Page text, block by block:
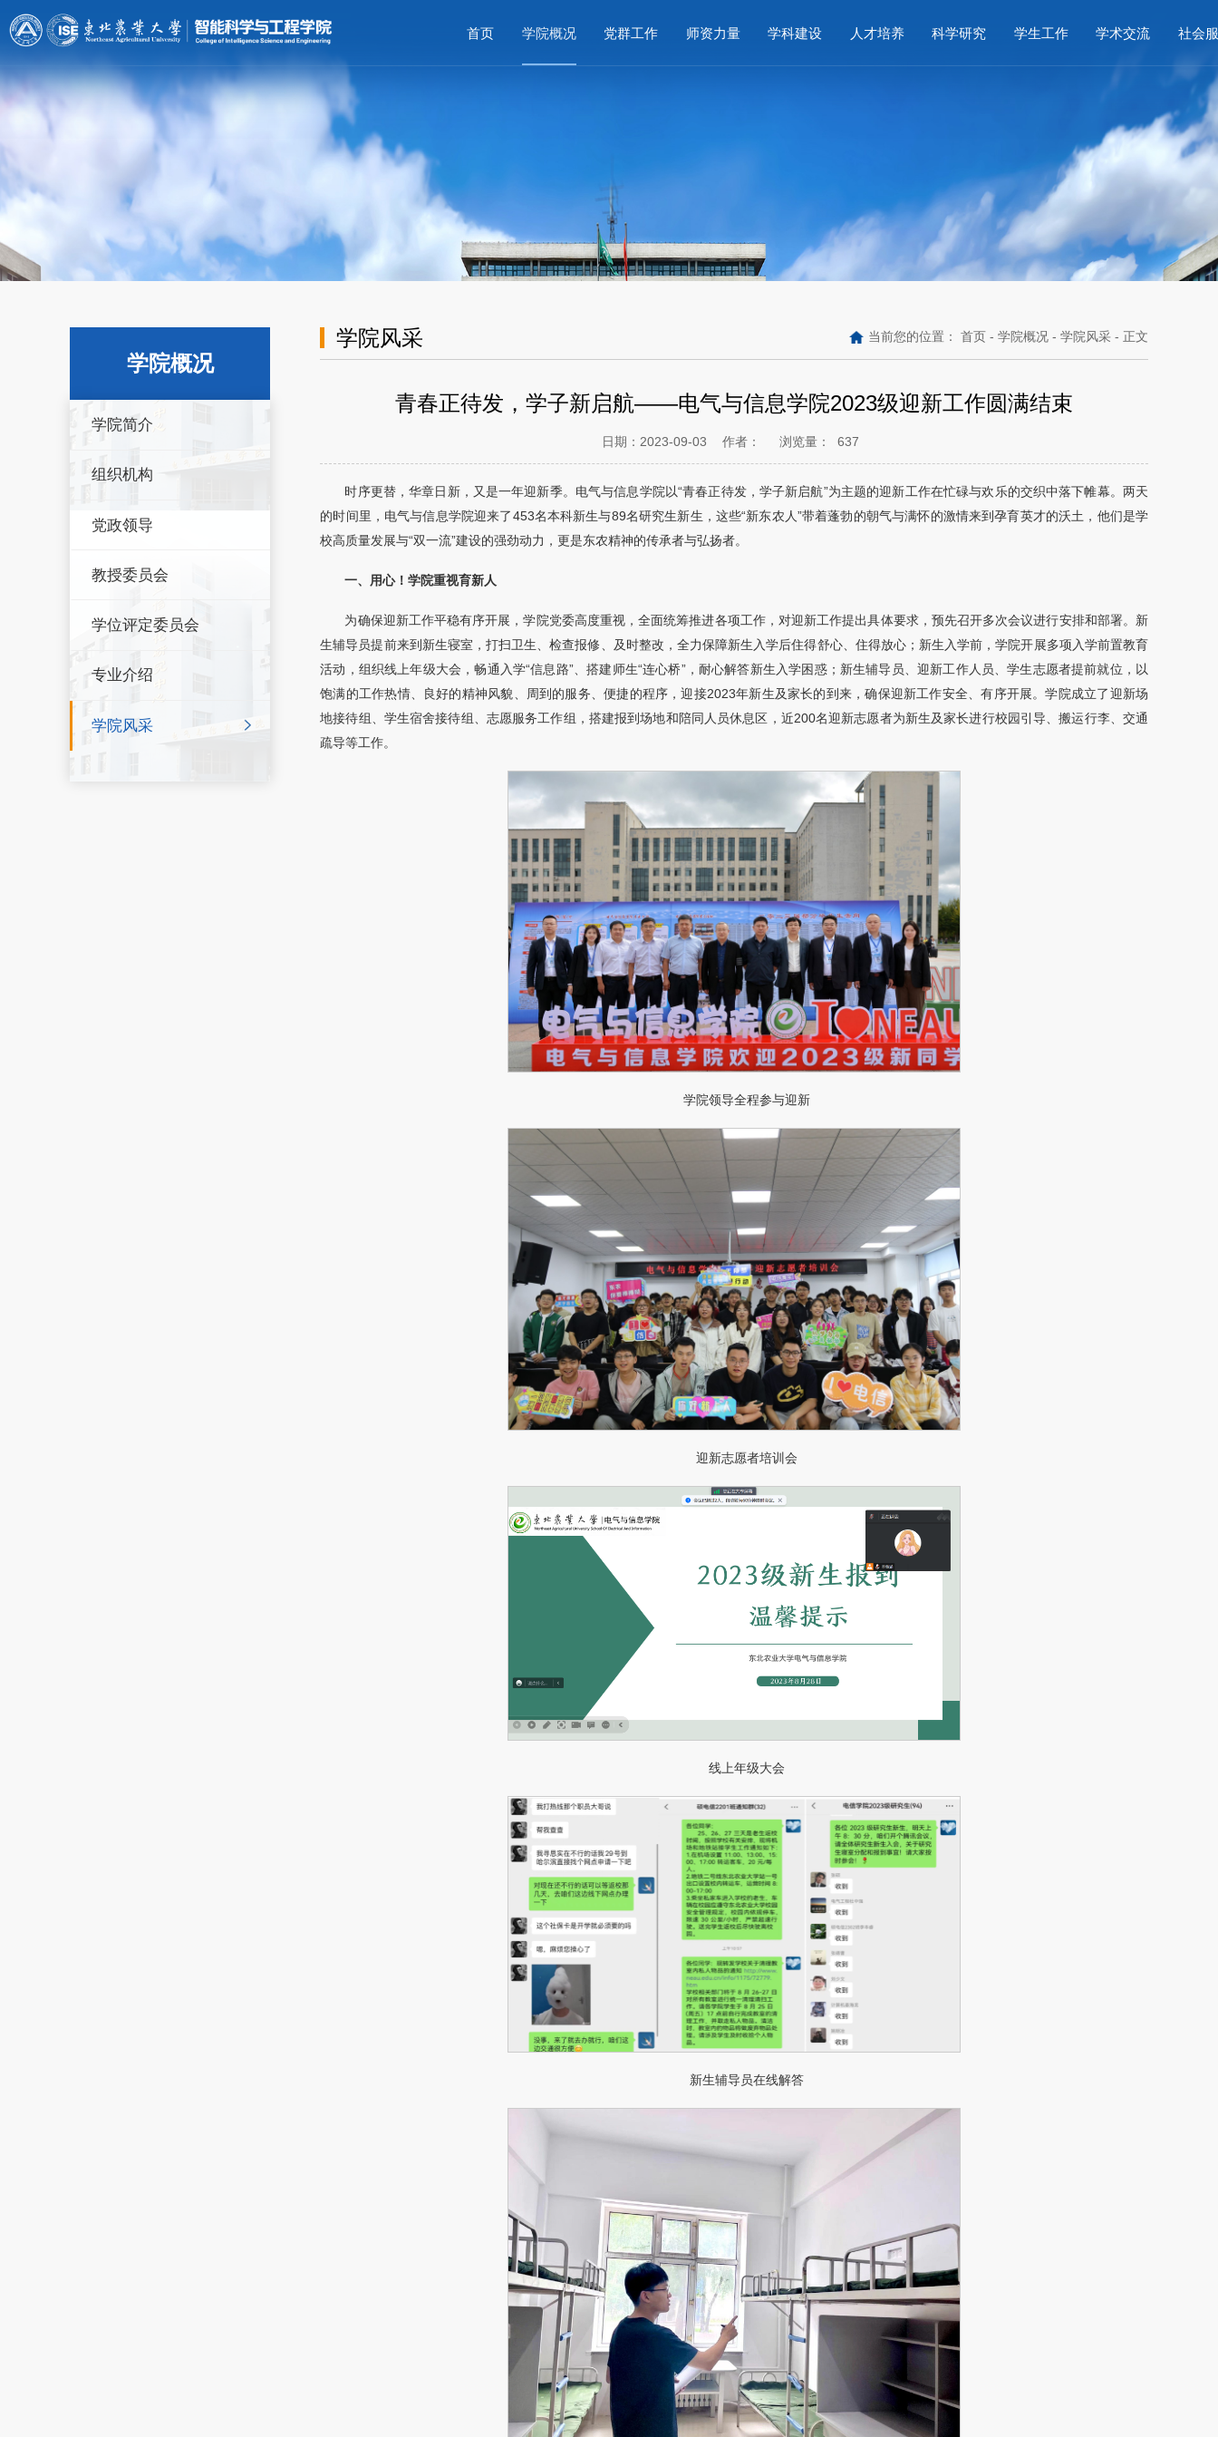
首页 学院概况 党群工作 师资力量 学科建设 人才培养 科学研究 学生工作 学术交流 社会
学院概况
学院简介
组织机构
党政领导
教授委员会
学位评定委员会
专业介绍
学院风采
学院风采 当前您的位置： 首页 - 学院概况 - 学院风采 - 正文
青春正待发，学子新启航——电气与信息学院2023级迎新工作圆满结束
日期：2023-09-03 作者： 浏览量： 637
时序更替，华章日新，又是一年迎新季。电气与信息学院以“青春正待发，学子新启航”为主题的迎新工作在忙碌与欢乐的交织中落下帷幕。两天
的时间里，电气与信息学院迎来了453名本科新生与89名研究生新生，这些“新东农人”带着蓬勃的朝气与满怀的激情来到孕育英才的沃土，他们是学
校高质量发展与“双一流”建设的强劲动力，更是东农精神的传承者与弘扬者。
一、用心！学院重视育新人
为确保迎新工作平稳有序开展，学院党委高度重视，全面统筹推进各项工作，对迎新工作提出具体要求，预先召开多次会议进行安排和部署。新
生辅导员提前来到新生寝室，打扫卫生、检查报修、及时整改，全力保障新生入学后住得舒心、住得放心；新生入学前，学院开展多项入学前置教育
活动，组织线上年级大会，畅通入学“信息路”、搭建师生“连心桥”，耐心解答新生入学困惑；新生辅导员、迎新工作人员、学生志愿者提前就位，以
饱满的工作热情、良好的精神风貌、周到的服务、便捷的程序，迎接2023年新生及家长的到来，确保迎新工作安全、有序开展。学院成立了迎新场
地接待组、学生宿舍接待组、志愿服务工作组，搭建报到场地和陪同人员休息区，近200名迎新志愿者为新生及家长进行校园引导、搬运行李、交通
疏导等工作。
学院领导全程参与迎新
迎新志愿者培训会
线上年级大会
新生辅导员在线解答